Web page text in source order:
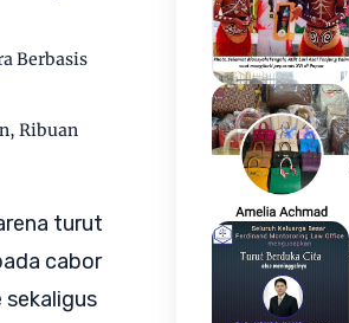
Berbasis
Ribuan
turut
cabor